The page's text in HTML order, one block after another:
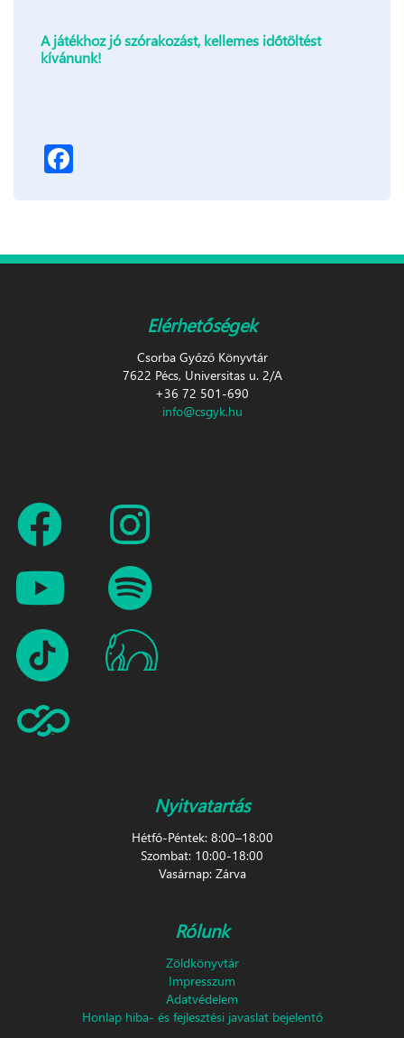
A játékhoz jó szórakozást, kellemes időtöltést
kívánunk!
Elérhetőségek
Csorba Győző Könyvtár
7622 Pécs, Universitas u. 2/A
+36 72 501-690
info@csgyk.hu
Nyitvatartás
Hétfő-Péntek: 8:00–18:00
Szombat: 10:00-18:00
Vasárnap: Zárva
Rólunk
Zöldkönyvtár
Impresszum
Adatvédelem
Honlap hiba- és fejlesztési javaslat bejelentő